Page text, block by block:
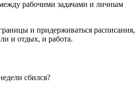
рабочими задачами и личным
и придерживаться расписания,
и отдых, и работа.
сбился?